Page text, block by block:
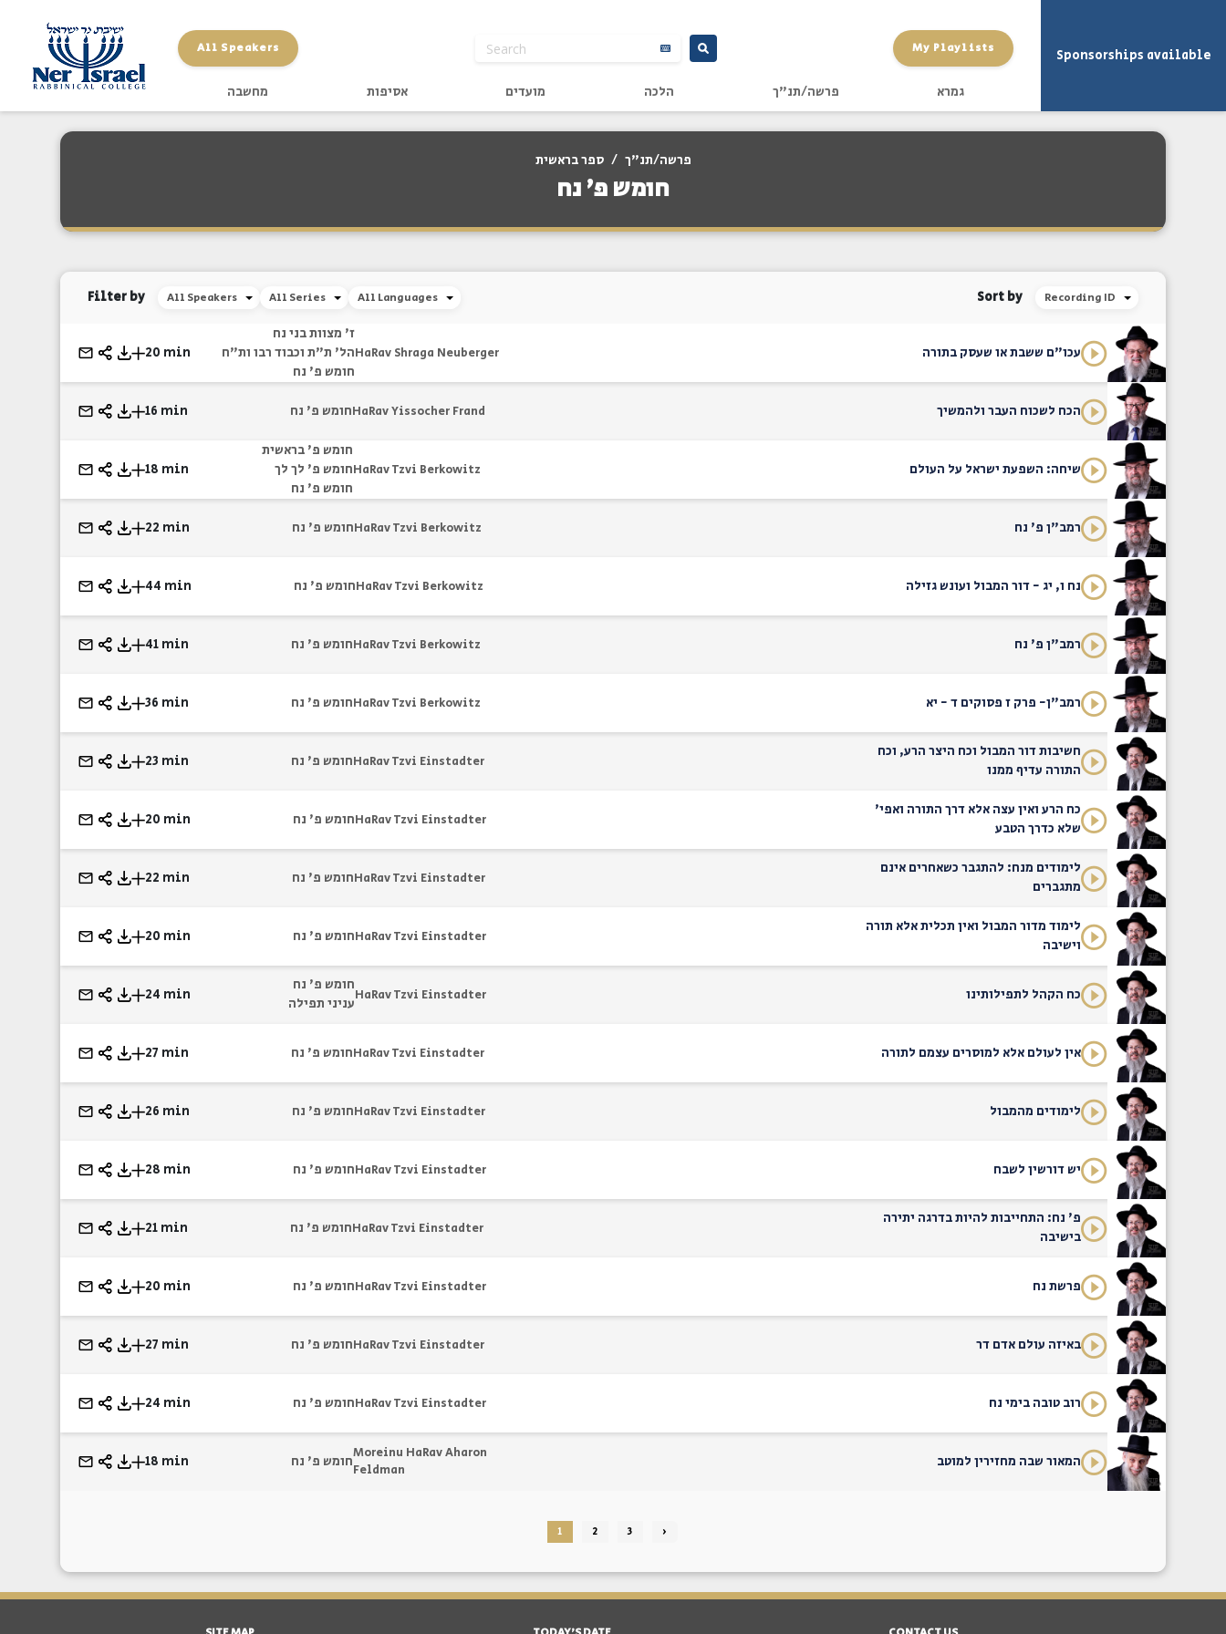
All Speakers My Playlists
גמרא פרשה/תנ"ך הלכה מועדים אסיפות מחשבה
Sponsorships available
פרשה/תנ"ך / ספר בראשית
חומש פ' נח
Filter by All Speakers All Series All Languages Sort by Recording ID
עכו"ם ששבת או שעסק בתורה HaRav Shraga Neuberger
ז' מצוות בני נח
הל' ת"ת וכבוד רבו ות"ח
חומש פ' נח
20 min
הכח לשכוח העבר ולהמשיך HaRav Yissocher Frandחומש פ' נח 16 min
שיחה: השפעת ישראל על העולם HaRav Tzvi Berkowitz
חומש פ' בראשית
חומש פ' לך לך
חומש פ' נח
18 min
רמב"ן פ' נח HaRav Tzvi Berkowitzחומש פ' נח 22 min
נח ו, יג - דור המבול ועונש גזילה HaRav Tzvi Berkowitzחומש פ' נח 44 min
רמב"ן פ' נח HaRav Tzvi Berkowitzחומש פ' נח 41 min
רמב"ן- פרק ז פסוקים ד - יא HaRav Tzvi Berkowitzחומש פ' נח 36 min
חשיבות דור המבול וכח היצר הרע, וכח
התורה עדיף ממנו
HaRav Tzvi Einstadterחומש פ' נח 23 min
כח הרע ואין עצה אלא דרך התורה ואפי'
שלא כדרך הטבע
HaRav Tzvi Einstadterחומש פ' נח 20 min
לימודים מנח: להתגבר כשאחרים אינם
מתגברים
HaRav Tzvi Einstadterחומש פ' נח 22 min
לימוד מדור המבול ואין תכלית אלא תורה
וישיבה
HaRav Tzvi Einstadterחומש פ' נח 20 min
כח הקהל לתפילותינו HaRav Tzvi Einstadter
חומש פ' נח
עניני תפילה
24 min
אין לעולם אלא למוסרים עצמם לתורה HaRav Tzvi Einstadterחומש פ' נח 27 min
לימודים מהמבול HaRav Tzvi Einstadterחומש פ' נח 26 min
יש דורשין לשבח HaRav Tzvi Einstadterחומש פ' נח 28 min
פ' נח: התחייבות להיות בדרגה יתירה
בישיבה
HaRav Tzvi Einstadterחומש פ' נח 21 min
פרשת נח HaRav Tzvi Einstadterחומש פ' נח 20 min
באיזה עולם אדם דר HaRav Tzvi Einstadterחומש פ' נח 27 min
רוב טובה בימי נח HaRav Tzvi Einstadterחומש פ' נח 24 min
המאור שבה מחזירין למוטב
Moreinu HaRav Aharon
Feldmanחומש פ' נח 18 min
1 2 3 ›